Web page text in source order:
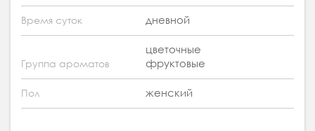
Время суток дневной
Группа ароматов
цветочные
фруктовые
Пол женский